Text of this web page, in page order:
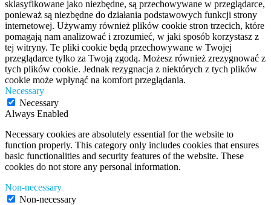
sklasyfikowane jako niezbędne, są przechowywane w przeglądarce,
ponieważ są niezbędne do działania podstawowych funkcji strony
internetowej. Używamy również plików cookie stron trzecich, które
pomagają nam analizować i zrozumieć, w jaki sposób korzystasz z
tej witryny. Te pliki cookie będą przechowywane w Twojej
przeglądarce tylko za Twoją zgodą. Możesz również zrezygnować z
tych plików cookie. Jednak rezygnacja z niektórych z tych plików
cookie może wpłynąć na komfort przeglądania.
Necessary
Necessary
Always Enabled
Necessary cookies are absolutely essential for the website to
function properly. This category only includes cookies that ensures
basic functionalities and security features of the website. These
cookies do not store any personal information.
Non-necessary
Non-necessary